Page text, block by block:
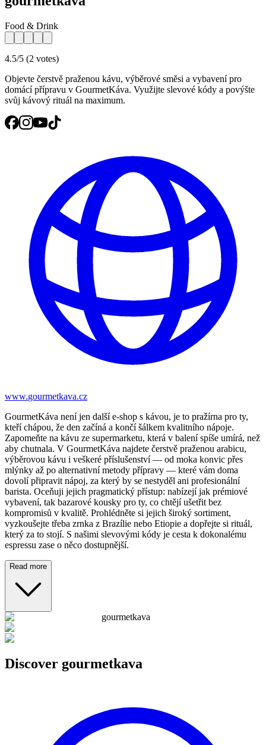
Food & Drink
4.5/5 (2 votes)
Objevte čerstvě praženou kávu, výběrové směsi a vybavení pro
domácí přípravu v GourmetKáva. Využijte slevové kódy a povýšte
svůj kávový rituál na maximum.
www.gourmetkava.cz
GourmetKáva není jen další e-shop s kávou, je to pražírna pro ty,
kteří chápou, že den začíná a končí šálkem kvalitního nápoje.
Zapomeňte na kávu ze supermarketu, která v balení spíše umírá, než
aby chutnala. V GourmetKáva najdete čerstvě praženou arabicu,
výběrovou kávu i veškeré příslušenství — od moka konvic přes
mlýnky až po alternativní metody přípravy — které vám doma
dovolí připravit nápoj, za který by se nestyděl ani profesionální
barista. Oceňuji jejich pragmatický přístup: nabízejí jak prémiové
vybavení, tak bazarové kousky pro ty, co chtějí ušetřit bez
kompromisů v kvalitě. Prohlédněte si jejich široký sortiment,
vyzkoušejte třeba zrnka z Brazílie nebo Etiopie a dopřejte si rituál,
který za to stojí. S našimi slevovými kódy je cesta k dokonalému
espressu zase o něco dostupnější.
Read more
gourmetkava
Discover gourmetkava